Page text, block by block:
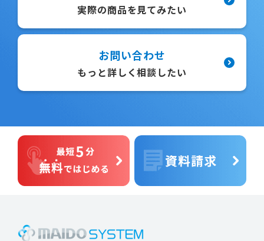
実際の商品を見てみたい
お問い合わせ
もっと詳しく相談したい